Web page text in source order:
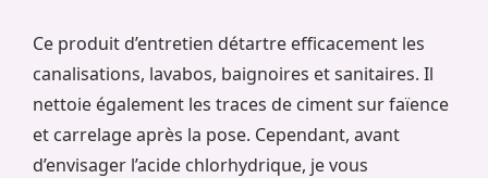
Ce produit d’entretien détartre efficacement les
canalisations, lavabos, baignoires et sanitaires. Il
nettoie également les traces de ciment sur faïence
et carrelage après la pose. Cependant, avant
d’envisager l’acide chlorhydrique, je vous